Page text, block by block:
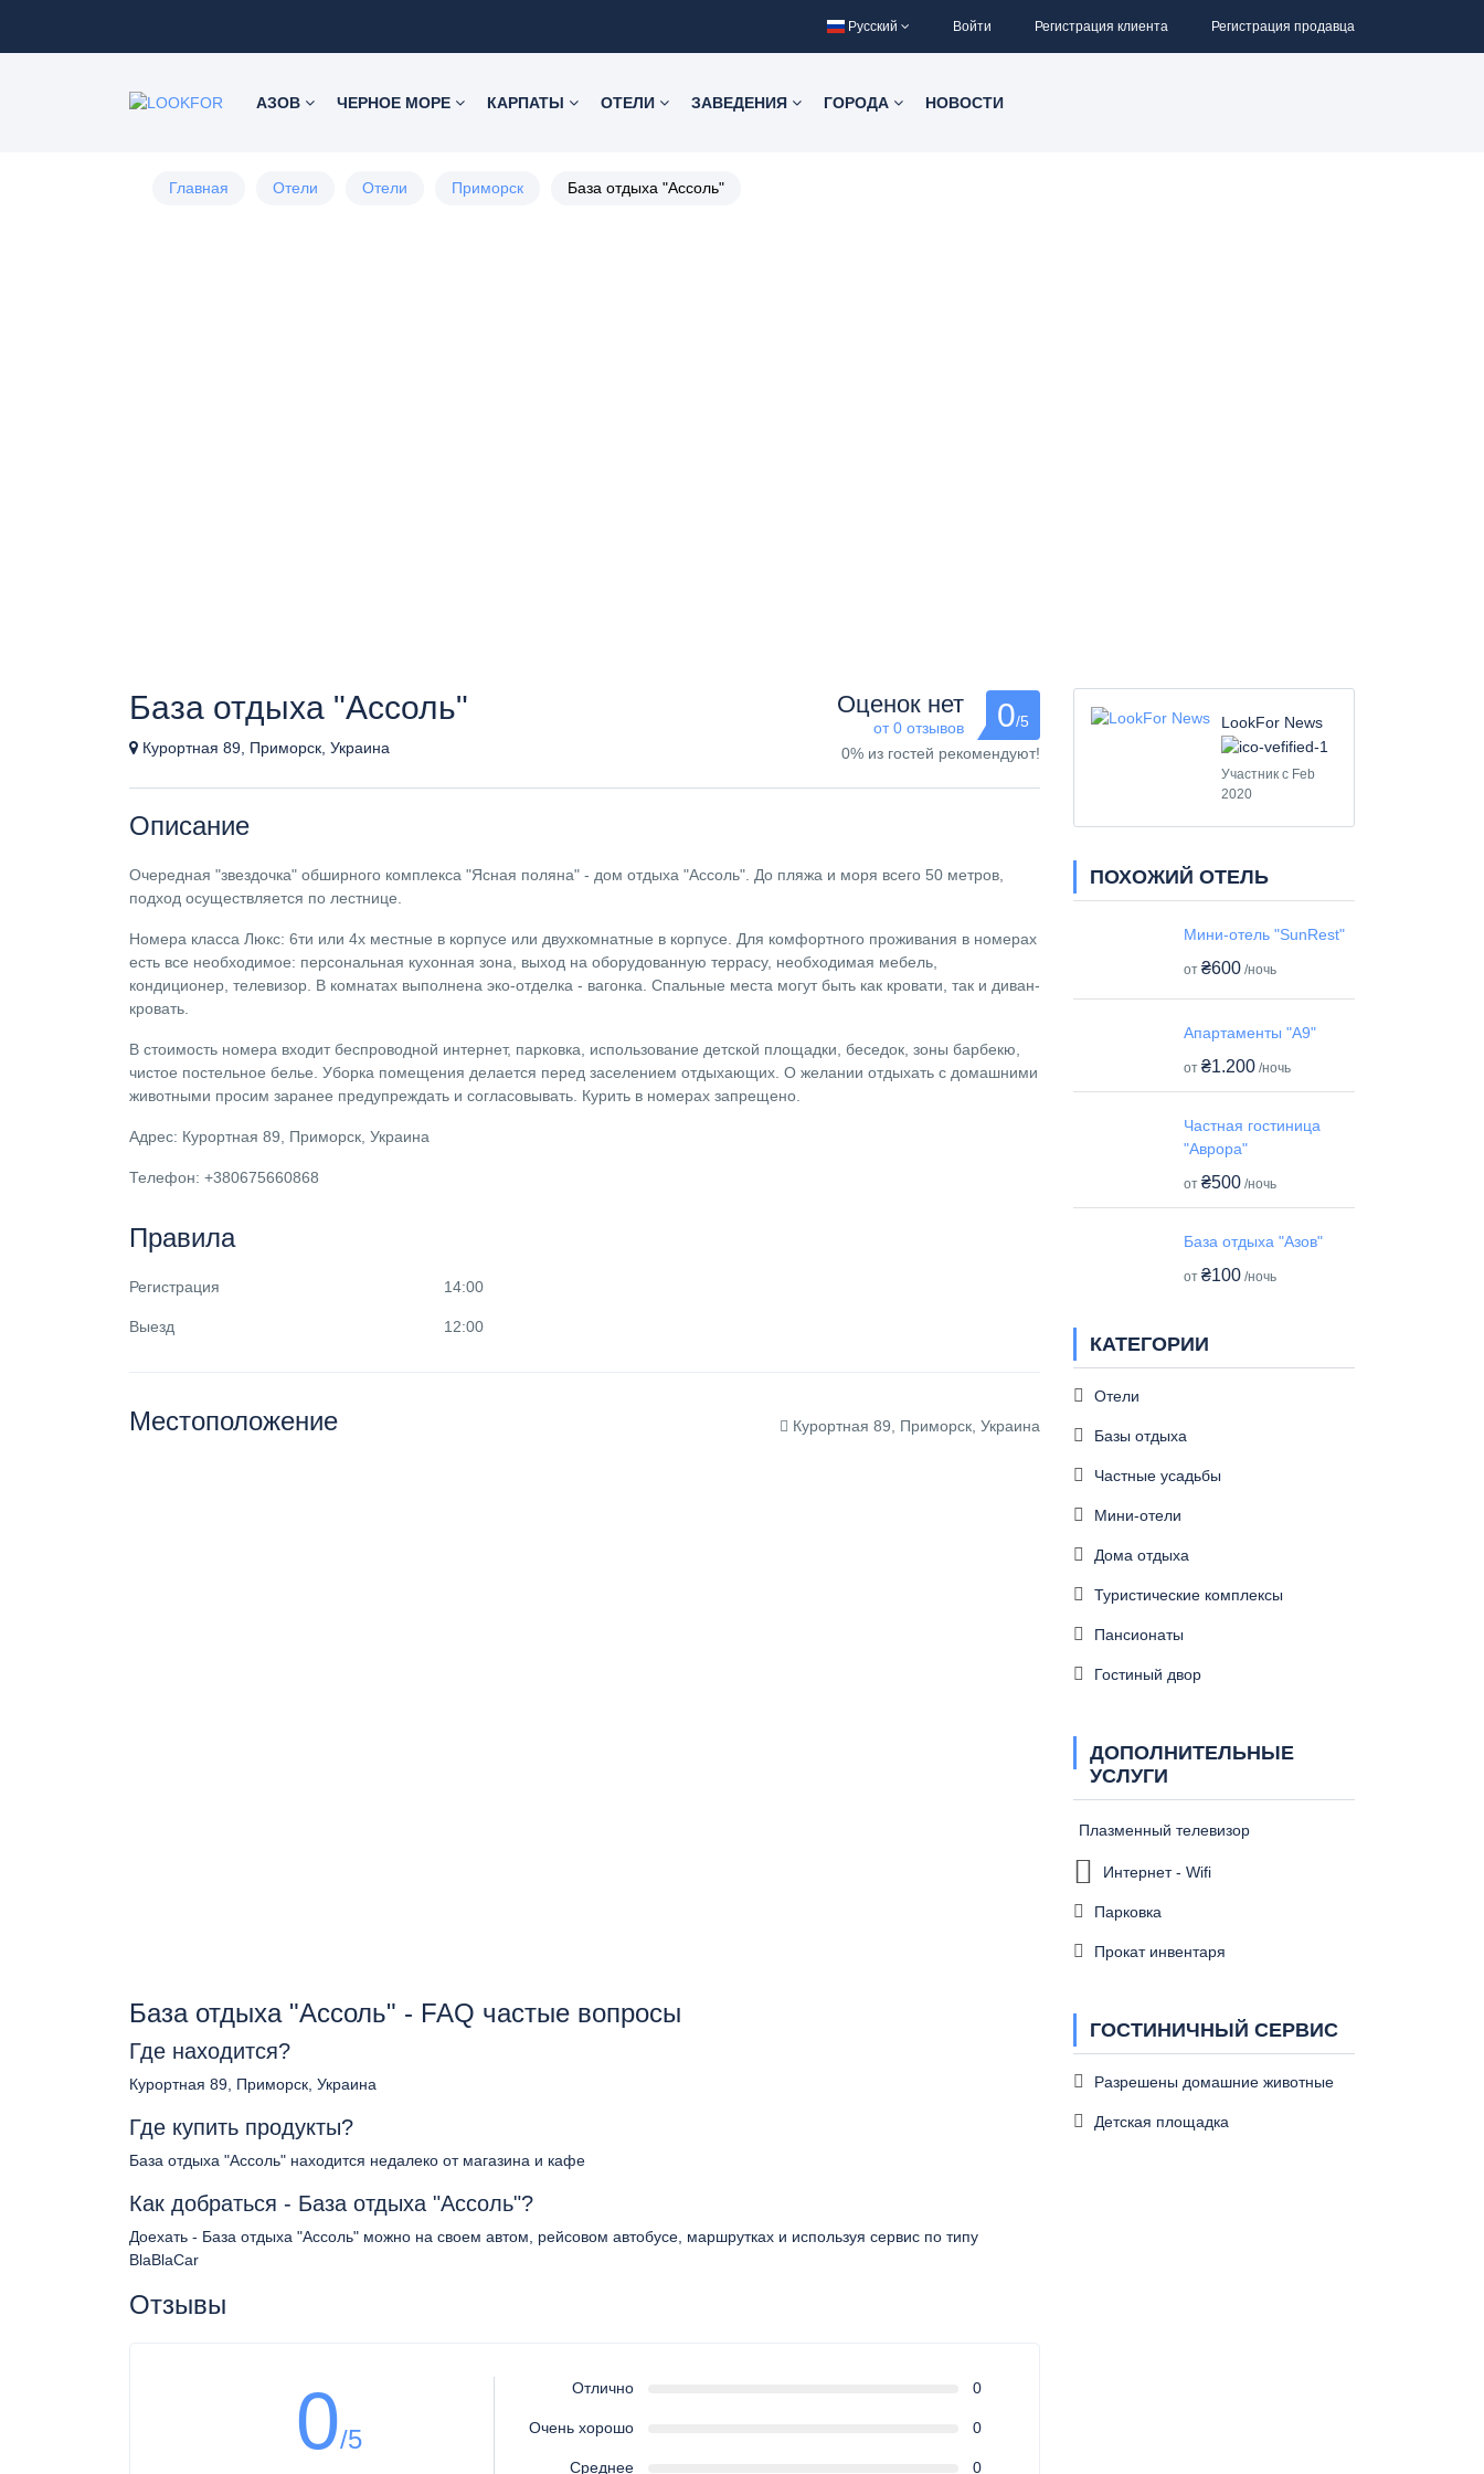
Русский Войти Регистрация клиента Регистрация продавца
АЗОВ ЧЕРНОЕ МОРЕ КАРПАТЫ ОТЕЛИ ЗАВЕДЕНИЯ ГОРОДА НОВОСТИ
Главная Отели Отели Приморск База отдыха "Ассоль"
База отдыха "Ассоль"
Курортная 89, Приморск, Украина
Оценок нет
от 0 отзывов 0/5
0% из гостей рекомендуют!
Описание
Очередная "звездочка" обширного комплекса "Ясная поляна" - дом отдыха "Ассоль". До пляжа и моря всего 50 метров,
подход осуществляется по лестнице.
Номера класса Люкс: 6ти или 4х местные в корпусе или двухкомнатные в корпусе. Для комфортного проживания в номерах
есть все необходимое: персональная кухонная зона, выход на оборудованную террасу, необходимая мебель,
кондиционер, телевизор. В комнатах выполнена эко-отделка - вагонка. Спальные места могут быть как кровати, так и диван-
кровать.
В стоимость номера входит беспроводной интернет, парковка, использование детской площадки, беседок, зоны барбекю,
чистое постельное белье. Уборка помещения делается перед заселением отдыхающих. О желании отдыхать с домашними
животными просим заранее предупреждать и согласовывать. Курить в номерах запрещено.
Адрес: Курортная 89, Приморск, Украина
Телефон: +380675660868
Правила
Регистрация 14:00
Выезд 12:00
Местоположение Курортная 89, Приморск, Украина
База отдыха "Ассоль" - FAQ частые вопросы
Где находится?
Курортная 89, Приморск, Украина
Где купить продукты?
База отдыха "Ассоль" находится недалеко от магазина и кафе
Как добраться - База отдыха "Ассоль"?
Доехать - База отдыха "Ассоль" можно на своем автом, рейсовом автобусе, маршрутках и используя сервис по типу
BlaBlaCar
Отзывы
0/5
Отлично 0
Очень хорошо 0
Среднее 0
LookFor News
Участник с Feb
2020
ПОХОЖИЙ ОТЕЛЬ
Мини-отель "SunRest"
от ₴600 /ночь
Апартаменты "А9"
от ₴1.200 /ночь
Частная гостиница
"Аврора"
от ₴500 /ночь
База отдыха "Азов"
от ₴100 /ночь
КАТЕГОРИИ
Отели
Базы отдыха
Частные усадьбы
Мини-отели
Дома отдыха
Туристические комплексы
Пансионаты
Гостиный двор
ДОПОЛНИТЕЛЬНЫЕ
УСЛУГИ
Плазменный телевизор
Интернет - Wifi
Парковка
Прокат инвентаря
ГОСТИНИЧНЫЙ СЕРВИС
Разрешены домашние животные
Детская площадка